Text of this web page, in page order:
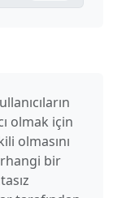
olmak için
olmasını
bir